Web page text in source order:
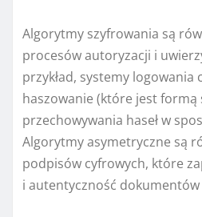
Algorytmy szyfrowania są
procesów autoryzacji i
przykład, systemy logowania
haszowanie (które jest formą
przechowywania haseł w
Algorytmy asymetryczne są
podpisów cyfrowych, które
i autentyczność